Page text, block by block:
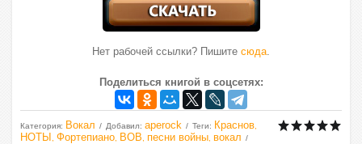
Нет рабочей ссылки? Пишите сюда.
Поделиться книгой в соцсетях:
Категория: Вокал Добавил: aperock Теги: Краснов
НОТЫ Фортепиано ВОВ песни войны вокал